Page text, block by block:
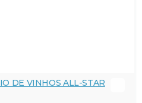
DE VINHOS ALL-STAR